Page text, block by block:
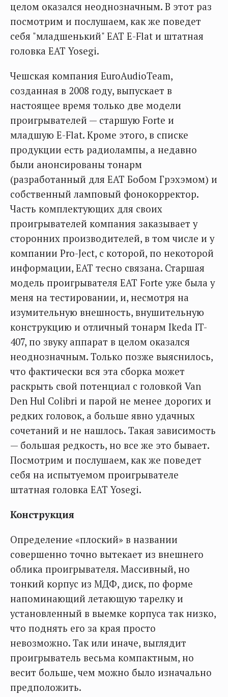
целом оказался неоднозначным. В этот раз
посмотрим и послушаем, как же поведет
себя "младшенький" EAT E-Flat и штатная
головка EAT Yosegi.
Чешская компания EuroAudioTeam,
созданная в 2008 году, выпускает в
настоящее время только две модели
проигрывателей — старшую Forte и
младшую E-Flat. Кроме этого, в списке
продукции есть радиолампы, а недавно
были анонсированы тонарм
(разработанный для EAT Бобом Грэхэмом) и
собственный ламповый фонокорректор.
Часть комплектующих для своих
проигрывателей компания заказывает у
сторонних производителей, в том числе и у
компании Pro-Ject, с которой, по некоторой
информации, EAT тесно связана. Старшая
модель проигрывателя EAT Forte уже была у
меня на тестировании, и, несмотря на
изумительную внешность, внушительную
конструкцию и отличный тонарм Ikeda IT-
407, по звуку аппарат в целом оказался
неоднозначным. Только позже выяснилось,
что фактически вся эта сборка может
раскрыть свой потенциал с головкой Van
Den Hul Colibri и парой не менее дорогих и
редких головок, а больше явно удачных
сочетаний и не нашлось. Такая зависимость
— большая редкость, но все же это бывает.
Посмотрим и послушаем, как же поведет
себя на испытуемом проигрывателе
штатная головка EAT Yosegi.
Конструкция
Определение «плоский» в названии
совершенно точно вытекает из внешнего
облика проигрывателя. Массивный, но
тонкий корпус из МДФ, диск, по форме
напоминающий летающую тарелку и
установленный в выемке корпуса так низко,
что поднять его за края просто
невозможно. Так или иначе, выглядит
проигрыватель весьма компактным, но
весит больше, чем можно было изначально
предположить.